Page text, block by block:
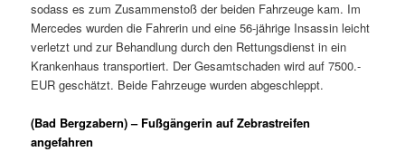
sodass es zum Zusammenstoß der beiden Fahrzeuge kam. Im
Mercedes wurden die Fahrerin und eine 56-jährige Insassin leicht
verletzt und zur Behandlung durch den Rettungsdienst in ein
Krankenhaus transportiert. Der Gesamtschaden wird auf 7500.-
EUR geschätzt. Beide Fahrzeuge wurden abgeschleppt.
(Bad Bergzabern) – Fußgängerin auf Zebrastreifen
angefahren